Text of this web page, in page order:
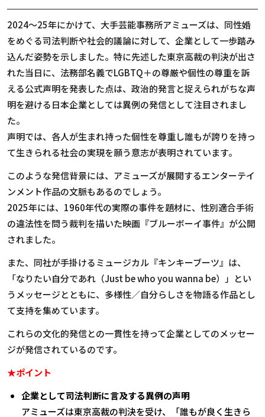
2024〜25年にかけて、大手芸能事務所アミューズは、同性婚
をめぐる司法判断や社会的議論に対して、企業として一歩踏み
込んだ姿勢を示しました。特に先述した東京高裁の判決が出さ
れた当日に、法務部名義でLGBTQ＋の尊厳や個性の尊重を訴
える公式声明を発表した点は、政治的発言と捉えられがちな声
明を避ける日本企業としては異例の発信として注目されまし
た。
声明では、各人が生まれ持った個性を尊重し誰もが誇りを持っ
て生きられる社会の実現を願う意志が表明されています。
このような発信背景には、アミューズが展開するエンターテイ
ンメント作品の文脈もあるのでしょう。
2025年には、 1960年代の実際の事件を題材に、性別適合手術
の違法性を問う裁判を描いた映画『ブルーボーイ事件』が公開
されました。
また、同社が手掛けるミュージカル『キンキーブーツ』は、
「なりたい自分であれ（Just be who you wanna be）」とい
うメッセージとともに、多様性／自分らしさを物語る作品とし
て支持を集めています。
これらの文化的発信との一貫性を持って企業としてのメッセー
ジが発信されているのです。
★ポイント
企業として司法判断に言及する異例の声明
アミューズは東京高裁の判決を受け、「誰もが良く生きら